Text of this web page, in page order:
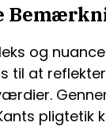
og
til at
pligtetik